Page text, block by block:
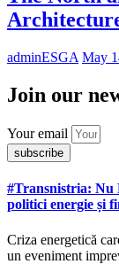
adminESGA May
Join our
Your email
subscribe
#Transnistria: Nu
politici energie și
Criza energetică
un eveniment